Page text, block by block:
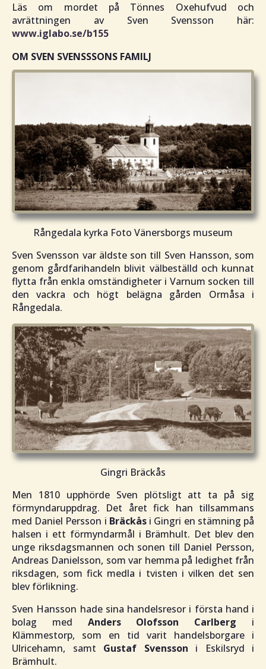
Läs om mordet på Tönnes Oxehufvud och
avrättningen av Sven Svensson här:
www.iglabo.se/b155
OM SVEN SVENSSSONS FAMILJ
Rångedala kyrka Foto Vänersborgs museum
Sven Svensson var äldste son till Sven Hansson, som
genom gårdfarihandeln blivit välbeställd och kunnat
flytta från enkla omständigheter i Varnum socken till
den vackra och högt belägna gården Ormåsa i
Rångedala.
Gingri Bräckås
Men 1810 upphörde Sven plötsligt att ta på sig
förmyndaruppdrag. Det året fick han tillsammans
med Daniel Persson i Bräckåsi Gingri en stämning på
halsen i ett förmyndarmål i Brämhult. Det blev den
unge riksdagsmannen och sonen till Daniel Persson,
Andreas Danielsson, som var hemma på ledighet från
riksdagen, som fick medla i tvisten i vilken det sen
blev förlikning.
Sven Hansson hade sina handelsresor i första hand i
bolag med Anders Olofsson Carlberg i
Klämmestorp, som en tid varit handelsborgare i
Ulricehamn, samt Gustaf Svensson i Eskilsryd i
Brämhult.